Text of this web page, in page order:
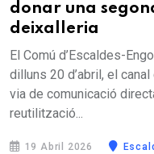
donar una
deixalleria
El Comú d’Escaldes-
dilluns 20 d’abril, el
via de comunicació
reutilització...
19 Abril 2026